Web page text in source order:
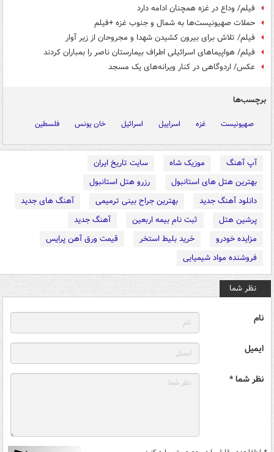
فیلم/ وداع در غزه همچنان ادامه دارد
حملات صهیونیست‌ها به شمال و جنوب غزه +فیلم
فیلم/ تلاش برای بیرون کشیدن شهدا و مجروحان از زیر آوار
فیلم/ هواپیماهای اسرائیلی اطراف بیمارستان ناصر را بمباران کردند
عکس/ اردوگاهی در کنار ویرانه‌های یک مسجد
برچسب‌ها
صهیونیست غزه اسراییل اسرائیل خان یونس فلسطین
آپ آهنگ موزیک شاه
سایت تاریخ ایران
بهترین هتل های استانبول
رزرو هتل استانبول
دانلود آهنگ جدید
بهترین جراح بینی ترمیمی
آهنگ های جدید
پرشین هتل
ثبت نام بیمه اربعین
آهنگ جدید
مزایده خودرو
خرید بلیط استخر
قیمت ورق آهن پرایس
فروشنده مواد شیمیایی
نظر شما
نام
ایمیل
نظر شما *